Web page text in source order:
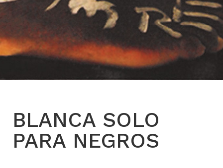
BLANCA SOLO
PARA NEGROS